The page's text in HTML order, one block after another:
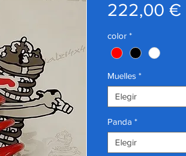
222,00 €
color *
Muelles *
Elegir
Panda *
Elegir